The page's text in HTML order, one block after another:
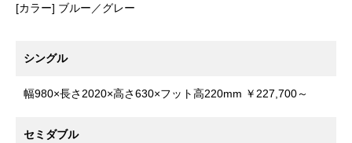
[カラー] ブルー／グレー
シングル
幅980×長さ2020×高さ630×フット高220mm ￥227,700～
セミダブル